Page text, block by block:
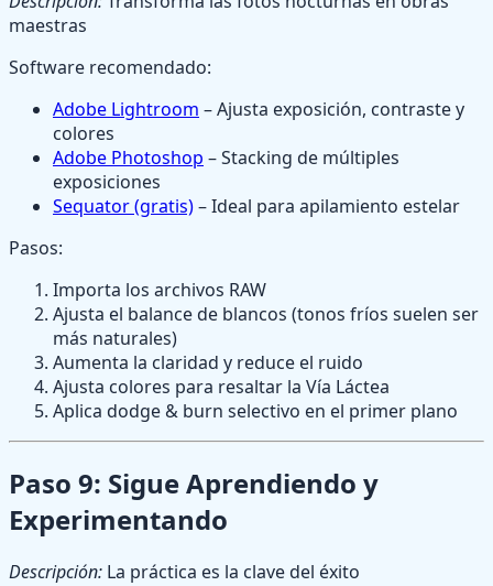
maestras
Software recomendado:
Adobe Lightroom – Ajusta exposición, contraste y
colores
Adobe Photoshop – Stacking de múltiples
exposiciones
Sequator (gratis)– Ideal para apilamiento estelar
Pasos:
Importa los archivos RAW
Ajusta el balance de blancos (tonos fríos suelen ser
más naturales)
Aumenta la claridad y reduce el ruido
Ajusta colores para resaltar la Vía Láctea
Aplica dodge & burn selectivo en el primer plano
Paso 9: Sigue Aprendiendo y
Experimentando
Descripción: La práctica es la clave del éxito